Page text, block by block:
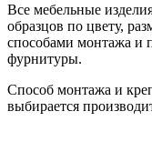
Все мебельные
образцов по цвету,
способами монтажа и
фурнитуры.
Способ монтажа и
выбирается